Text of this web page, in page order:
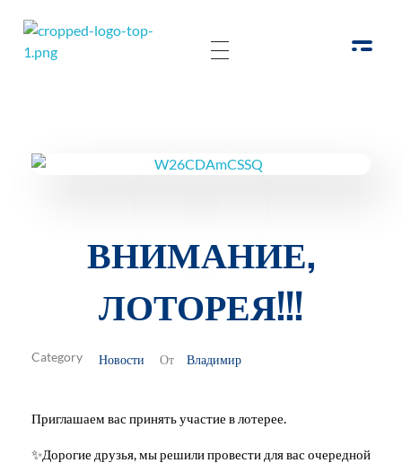
ВНИМАНИЕ,
ЛОТОРЕЯ!!!
От Владимир
Новости
Приглашаем вас принять участие в лотерее.
✨Дорогие друзья, мы решили провести для вас очередной